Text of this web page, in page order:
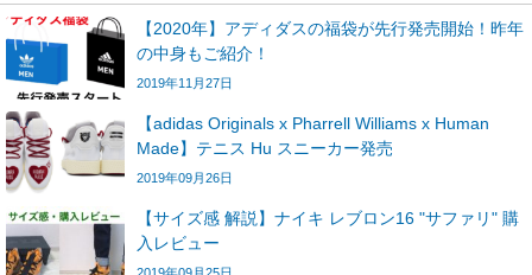
【2020年】アディダスの福袋が先行発売開始！昨年
の中身もご紹介！
2019年11月27日
【adidas Originals x Pharrell Williams x Human
Made】テニス Hu スニーカー発売
2019年09月26日
【サイズ感 解説】ナイキ レブロン16 "サファリ" 購
入レビュー